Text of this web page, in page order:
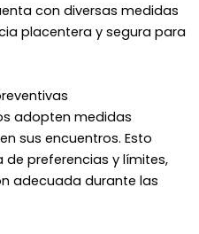
con diversas medidas
placentera y segura para
adopten medidas
sus encuentros. Esto
preferencias y límites,
adecuada durante las